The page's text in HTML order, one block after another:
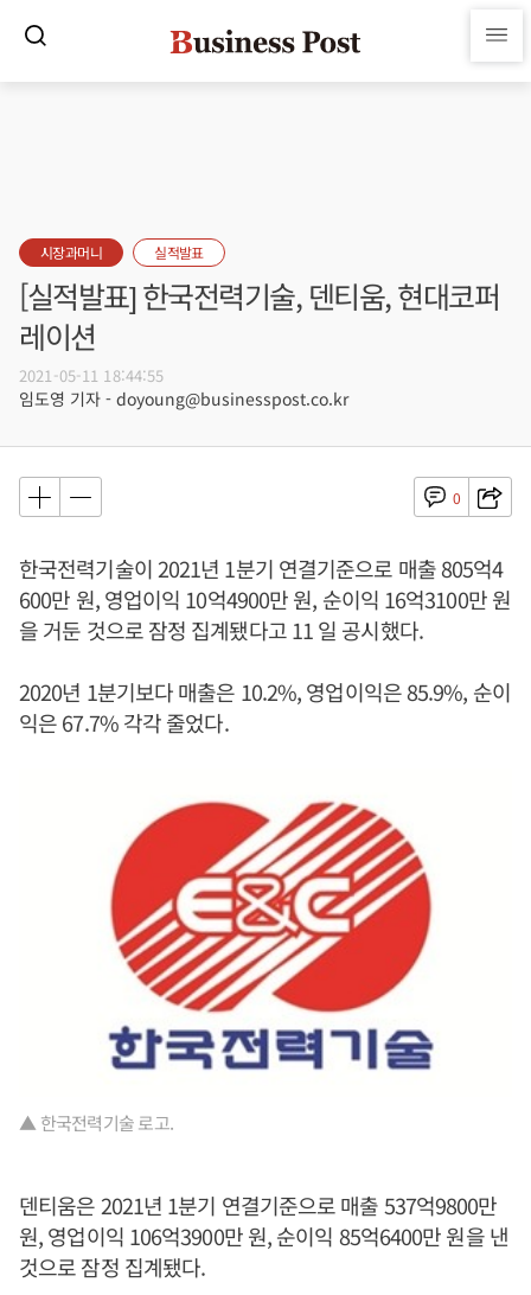
시장과머니 실적발표
[실적발표] 한국전력기술, 덴티움, 현대코퍼
레이션
2021-05-11 18:44:55
임도영 기자 - doyoung@businesspost.co.kr
0
한국전력기술이 2021년 1분기 연결기준으로 매출 805억4
600만 원, 영업이익 10억4900만 원, 순이익 16억3100만 원
을 거둔 것으로 잠정 집계됐다고 11 일 공시했다.
2020년 1분기보다 매출은 10.2%, 영업이익은 85.9%, 순이
익은 67.7% 각각 줄었다.
▲ 한국전력기술 로고.
덴티움은 2021년 1분기 연결기준으로 매출 537억9800만
원, 영업이익 106억3900만 원, 순이익 85억6400만 원을 낸
것으로 잠정 집계됐다.